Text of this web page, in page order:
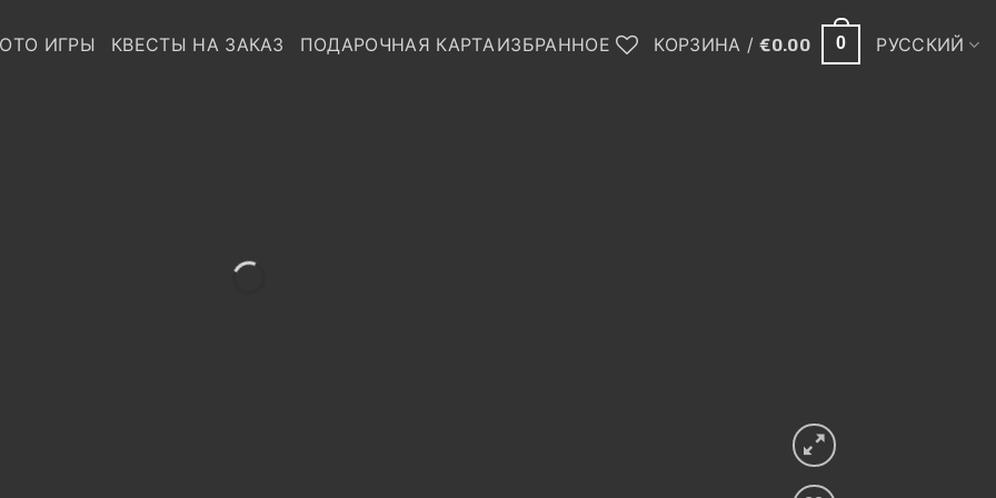
ИГРЫ КВЕСТЫ НА ЗАКАЗ ПОДАРОЧНАЯ КАРТАИЗБРАННОЕ КОРЗИНА /€0.00 0 РУССКИЙ